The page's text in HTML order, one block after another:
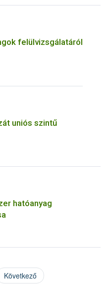
felülvizsgálatáról
uniós szintű
hatóanyag
Következő